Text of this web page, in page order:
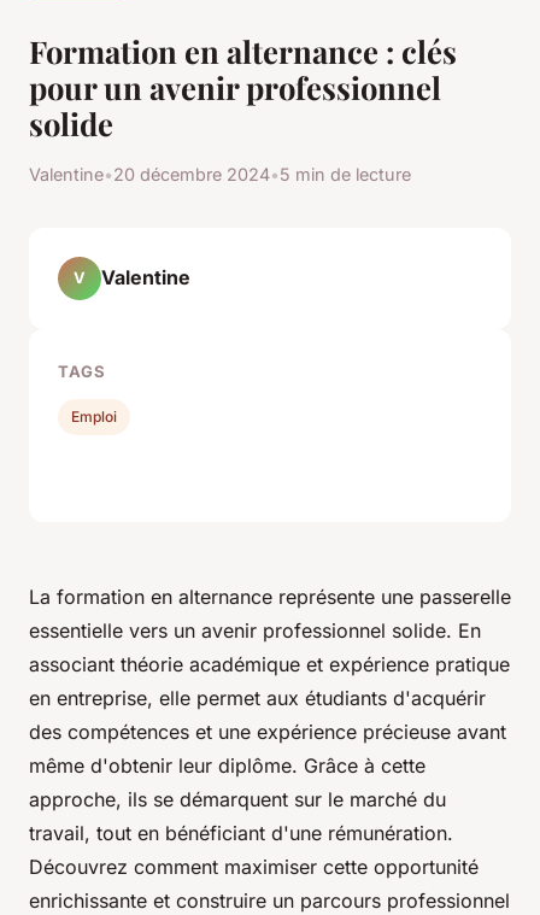
Formation en alternance : clés
pour un avenir professionnel
solide
Valentine•20 décembre 2024•5 min de lecture
La formation en alternance représente une passerelle
essentielle vers un avenir professionnel solide. En
associant théorie académique et expérience pratique
en entreprise, elle permet aux étudiants d'acquérir
des compétences et une expérience précieuse avant
même d'obtenir leur diplôme. Grâce à cette
approche, ils se démarquent sur le marché du
travail, tout en bénéficiant d'une rémunération.
Découvrez comment maximiser cette opportunité
enrichissante et construire un parcours professionnel
V Valentine
TAGS
Emploi